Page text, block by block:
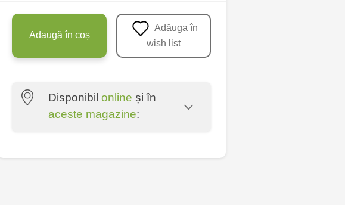
Adaugă în coș
wish list
Disponibil online și în
aceste magazine:
Socoleni, 7